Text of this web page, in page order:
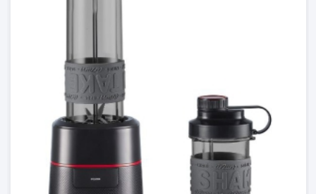
بیشتری نسبت به مدل های مشابه خود دارد. همچنین بدلیل مجهز
ایمنی و صرفه جویی بیشتری را نسبت به مدل های مشابه خود ارائه می
ورق آن از برنج ساخته شده است و پوشش آن از استیل نیکل کروم
است. نوع شیر آن ترموکوپل دار و جنس دسته های آن از باکالیت مقاوم
در برابر حرارت ساخته شده است.